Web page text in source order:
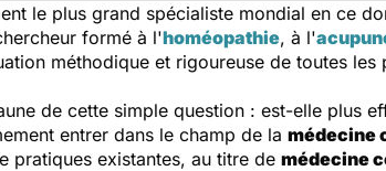
le plus grand spécialiste mondial en ce
formé à l'homéopathie, à l'
méthodique et rigoureuse de toutes les
de cette simple question : est-elle plus
entrer dans le champ de la médecine
pratiques existantes, au titre de médecine